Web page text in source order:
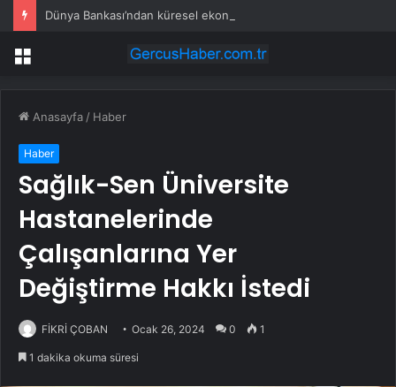
Dünya Bankası’ndan küresel ekonomik kriz uyarısı
Menü
Anasayfa / Haber
Haber
Sağlık-Sen Üniversite
Hastanelerinde
Çalışanlarına Yer
Değiştirme Hakkı İstedi
FİKRİ ÇOBAN Ocak 26, 2024 0 1
1 dakika okuma süresi